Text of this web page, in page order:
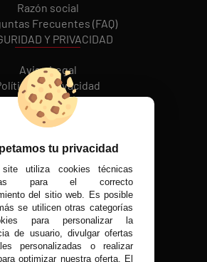
Razón social
Frecuentes (FAQ)
Y PRIVACIDAD
Aviso Legal
de Privacidad
Política de cookies
REDES SOCIALES
MÉTODOS DE PAGO
NUESTRA TIENDA FÍSICA
tu privacidad
site utiliza cookies técnicas
para el correcto
del sitio web. Es posible
se utilicen otras categorías
para personalizar la
de usuario, divulgar ofertas
personalizadas o realizar
optimizar nuestra oferta. El